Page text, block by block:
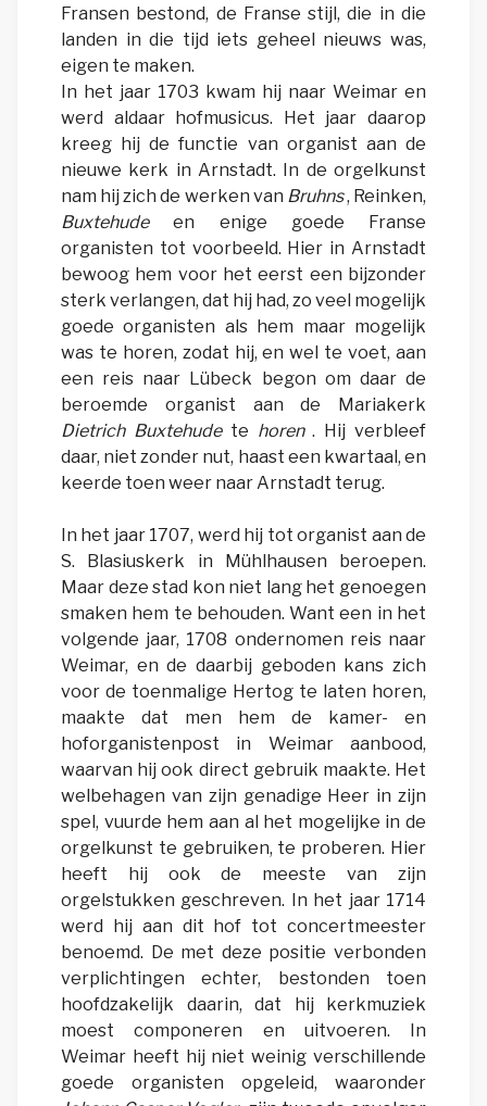
Fransen bestond, de Franse stijl, die in die
landen in die tijd iets geheel nieuws was,
eigen te maken.
In het jaar 1703 kwam hij naar Weimar en
werd aldaar hofmusicus. Het jaar daarop
kreeg hij de functie van organist aan de
nieuwe kerk in Arnstadt. In de orgelkunst
nam hij zich de werken van Bruhns, Reinken,
Buxtehudeen enige goede Franse
organisten tot voorbeeld. Hier in Arnstadt
bewoog hem voor het eerst een bijzonder
sterk verlangen, dat hij had, zo veel mogelijk
goede organisten als hem maar mogelijk
was te horen, zodat hij, en wel te voet, aan
een reis naar Lübeck begon om daar de
beroemde organist aan de Mariakerk
Dietrich Buxtehudete horen. Hij verbleef
daar, niet zonder nut, haast een kwartaal, en
keerde toen weer naar Arnstadt terug.
In het jaar 1707, werd hij tot organist aan de
S. Blasiuskerk in Mühlhausen beroepen.
Maar deze stad kon niet lang het genoegen
smaken hem te behouden. Want een in het
volgende jaar, 1708 ondernomen reis naar
Weimar, en de daarbij geboden kans zich
voor de toenmalige Hertog te laten horen,
maakte dat men hem de kamer- en
hoforganistenpost in Weimar aanbood,
waarvan hij ook direct gebruik maakte. Het
welbehagen van zijn genadige Heer in zijn
spel, vuurde hem aan al het mogelijke in de
orgelkunst te gebruiken, te proberen. Hier
heeft hij ook de meeste van zijn
orgelstukken geschreven. In het jaar 1714
werd hij aan dit hof tot concertmeester
benoemd. De met deze positie verbonden
verplichtingen echter, bestonden toen
hoofdzakelijk daarin, dat hij kerkmuziek
moest componeren en uitvoeren. In
Weimar heeft hij niet weinig verschillende
goede organisten opgeleid, waaronder